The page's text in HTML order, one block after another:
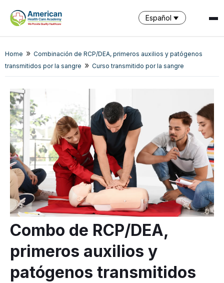
Español
Home » Combinación de RCP/DEA, primeros auxilios y patógenos
transmitidos por la sangre » Curso transmitido por la sangre
Combo de RCP/DEA,
primeros auxilios y
patógenos transmitidos
SPARK